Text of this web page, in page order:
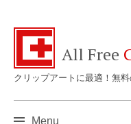
All Free
クリップアートに最適！無
Menu